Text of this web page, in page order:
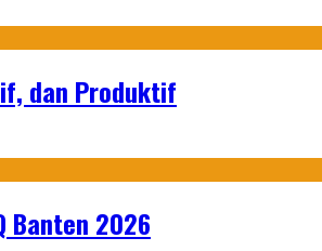
dan Produktif
Banten 2026